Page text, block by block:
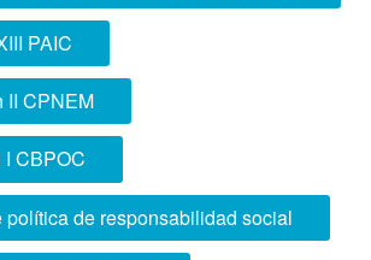
ISO 21001:2018
PAIC
II CPNEM
CBPOC
política de responsabilidad social